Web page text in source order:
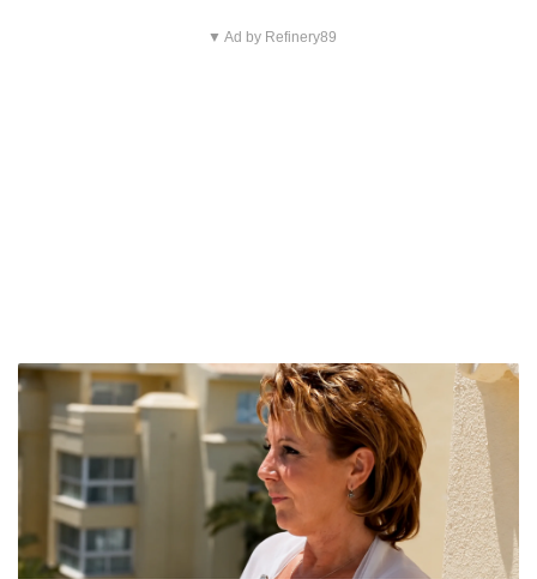
▼ Ad by Refinery89